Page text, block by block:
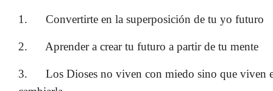
1. Convertirte en la superposición de tu yo futuro
2. Aprender a crear tu futuro a partir de tu mente
3.
Los Dioses no viven con miedo sino que viven